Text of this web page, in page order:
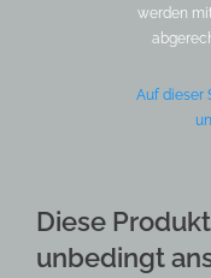
werden
Auf dieser
Diese
unbedingt